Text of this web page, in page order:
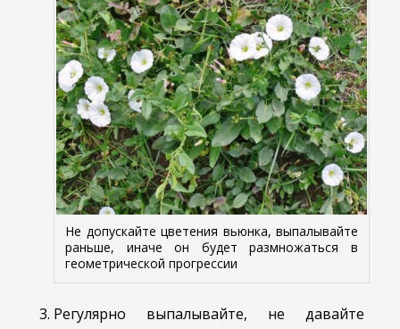
Не допускайте цветения вьюнка, выпалывайте
раньше, иначе он будет размножаться в
геометрической прогрессии
Регулярно выпалывайте, не давайте